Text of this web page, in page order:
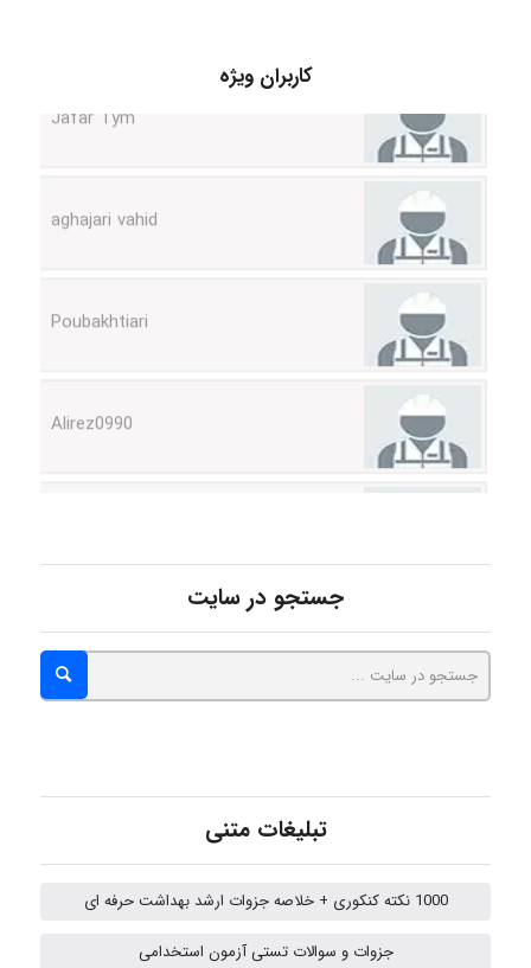
کاربران ویژه
emami
ehtesham
Iman Hosseini
جستجو در سایت
تبلیغات متنی
1000 نکته کنکوری + خلاصه جزوات ارشد بهداشت حرفه ای
جزوات و سوالات تستی آزمون استخدامی